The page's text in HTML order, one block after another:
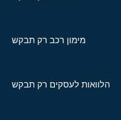
מימון רכב רק תבקש
הלוואות לעסקים רק תבקש